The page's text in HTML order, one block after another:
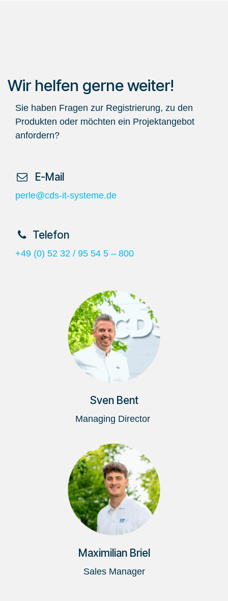
Wir helfen gerne weiter!
Sie haben Fragen zur Registrierung, zu den
Produkten oder möchten ein Projektangebot
anfordern?
​ E-Mail
perle@cds-it-systeme.de
​Telefon
+49 (0) 52 32 / 95 54 5 – 800
Sven Bent
Managing Director
Maximilian Briel
Sales Manager